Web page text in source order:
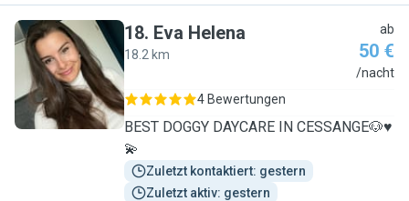
E
18. Eva Helena
18.2 km
ab
50 €
/nacht
4 Bewertungen
BEST DOGGY DAYCARE IN CESSANGE🐶♥️
💫
Zuletzt kontaktiert: gestern
Zuletzt aktiv: gestern